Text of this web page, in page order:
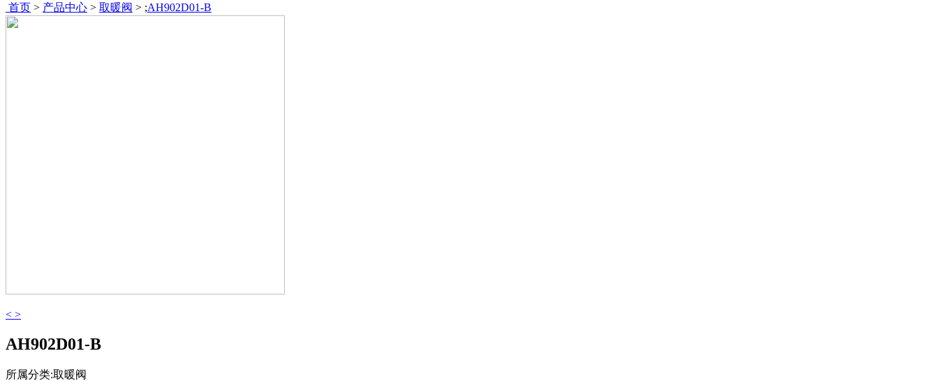
首页 > 产品中心 > 取暖阀 > ;AH902D01-B
< >
AH902D01-B
所属分类:取暖阀